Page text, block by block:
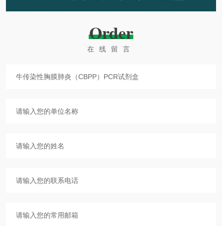
Order
在线留言